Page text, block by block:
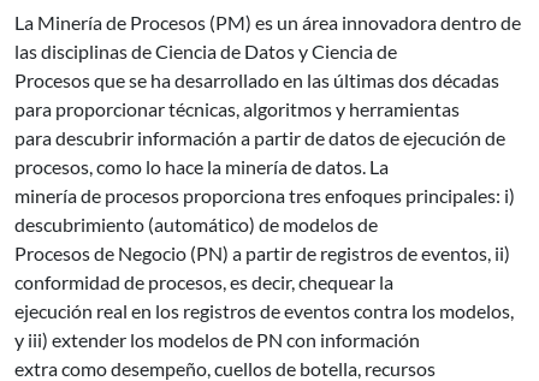
La Minería de Procesos (PM) es un área innovadora dentro de
las disciplinas de Ciencia de Datos y Ciencia de
Procesos que se ha desarrollado en las últimas dos décadas
para proporcionar técnicas, algoritmos y herramientas
para descubrir información a partir de datos de ejecución de
procesos, como lo hace la minería de datos. La
minería de procesos proporciona tres enfoques principales: i)
descubrimiento (automático) de modelos de
Procesos de Negocio (PN) a partir de registros de eventos, ii)
conformidad de procesos, es decir, chequear la
ejecución real en los registros de eventos contra los modelos,
y iii) extender los modelos de PN con información
extra como desempeño, cuellos de botella, recursos